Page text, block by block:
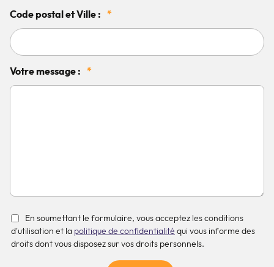
Code postal et Ville : *
Votre message : *
En soumettant le formulaire, vous acceptez les conditions
d'utilisation et la politique de confidentialité qui vous informe des
droits dont vous disposez sur vos droits personnels.